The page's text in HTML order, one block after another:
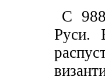
С 988
Руси.